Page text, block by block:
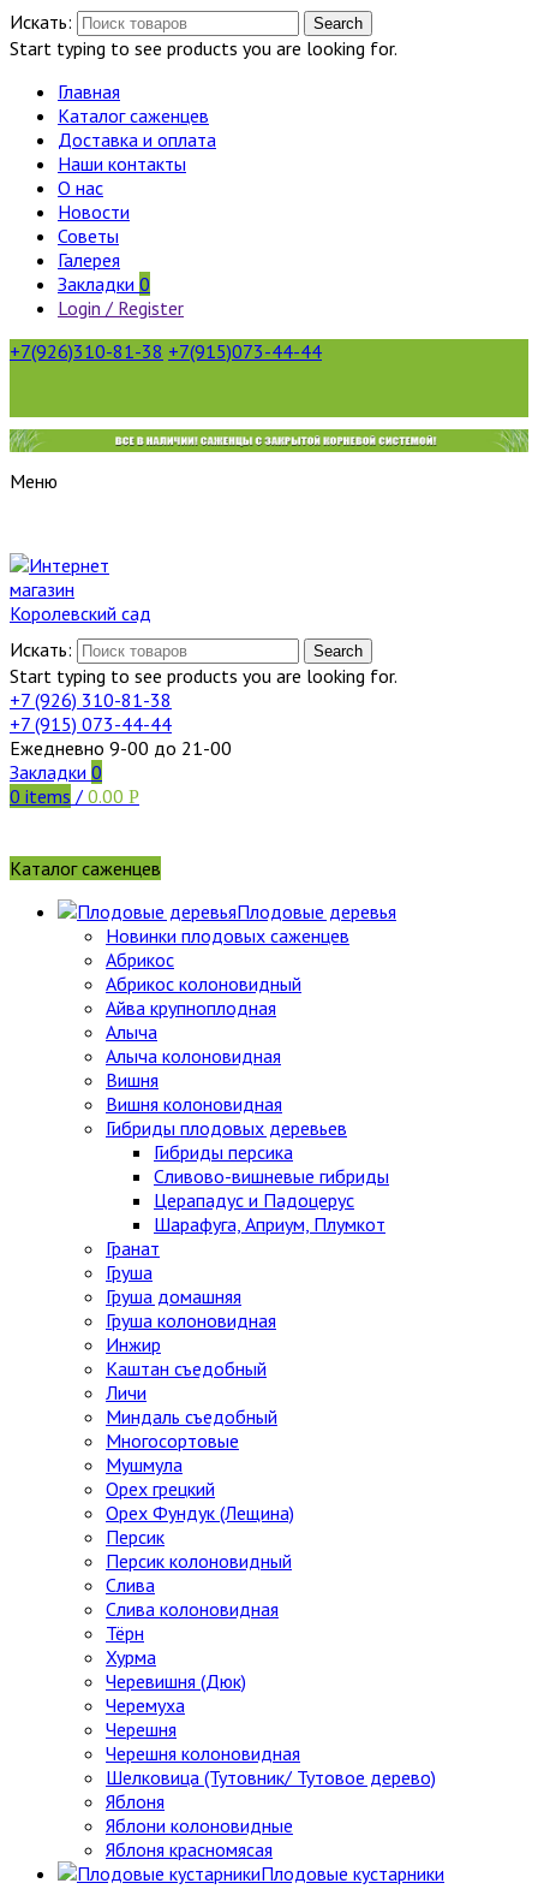
Искать: Search
Start typing to see products you are looking for.
Главная
Каталог саженцев
Доставка и оплата
Наши контакты
О нас
Новости
Советы
Галерея
Закладки 0
Login / Register
+7(926)310-81-38 +7(915)073-44-44
Меню
Искать: Search
Start typing to see products you are looking for.
+7 (926) 310-81-38
+7 (915) 073-44-44
Ежедневно 9-00 до 21-00
Закладки 0
0 items / 0.00 Р
Каталог саженцев
Плодовые деревья
Новинки плодовых саженцев
Абрикос
Абрикос колоновидный
Айва крупноплодная
Алыча
Алыча колоновидная
Вишня
Вишня колоновидная
Гибриды плодовых деревьев
Гибриды персика
Сливово-вишневые гибриды
Церападус и Падоцерус
Шарафуга, Априум, Плумкот
Гранат
Груша
Груша домашняя
Груша колоновидная
Инжир
Каштан съедобный
Личи
Миндаль съедобный
Многосортовые
Мушмула
Орех грецкий
Орех Фундук (Лещина)
Персик
Персик колоновидный
Слива
Слива колоновидная
Тёрн
Хурма
Черевишня (Дюк)
Черемуха
Черешня
Черешня колоновидная
Шелковица (Тутовник/ Тутовое дерево)
Яблоня
Яблони колоновидные
Яблоня красномясая
Плодовые кустарники